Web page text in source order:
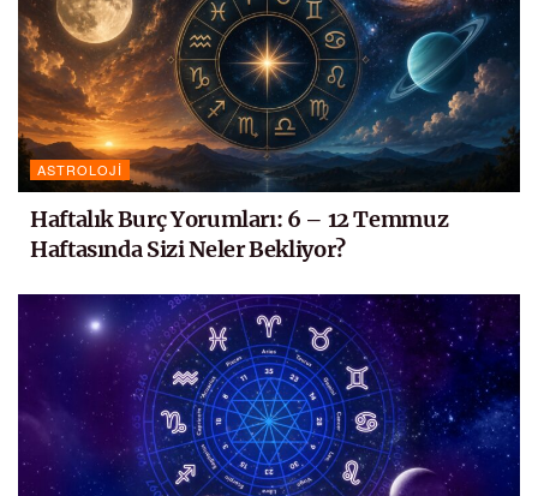
ASTROLOJI
Haftalık Burç Yorumları: 6 – 12 Temmuz
Haftasında Sizi Neler Bekliyor?